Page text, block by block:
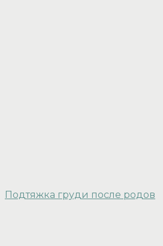
Подтяжка груди после родов